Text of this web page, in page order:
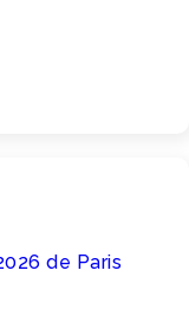
de Paris